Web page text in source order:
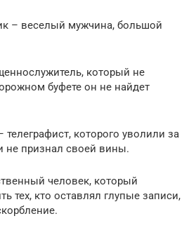
– веселый мужчина, большой
который не
буфете он не найдет
которого уволили за
не признал своей вины.
человек, который
тех, кто оставлял глупые записи,